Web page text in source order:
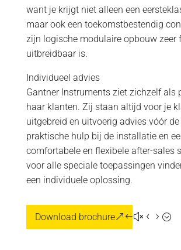
want je krijgt niet alleen een
maar ook een toekomstbestendig
zijn logische modulaire opbouw zeer
uitbreidbaar is.
Individueel advies
Gantner Instruments ziet zichzelf als
haar klanten. Zij staan altijd voor je
uitgebreid en uitvoerig advies vóór
praktische hulp bij de installatie en
comfortabele en flexibele after-sales
voor alle speciale toepassingen
een individuele oplossing.
Download brochure